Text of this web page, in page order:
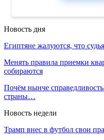
Новость дня
Египтяне жалуются, что
Менять правила приемки
собираются
Почём нынче
страны…
Новость недели
Трамп внес в футбол свои